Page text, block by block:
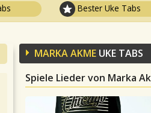
Bester Uke Tabs
MARKA AKME UKE TABS
Spiele Lieder von Marka